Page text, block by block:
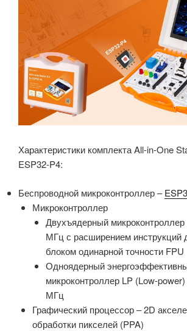
Характеристики комплекта All-in-One
ESP32-P4:
Беспроводной микроконтроллер –
Микроконтроллер
Двухъядерный
МГц с расширением инструкций
блоком одинарной точности FPU
Одноядерный
микроконтроллер LP (Low-
МГц
Графический процессор – 2D
обработки пикселей (PPA)